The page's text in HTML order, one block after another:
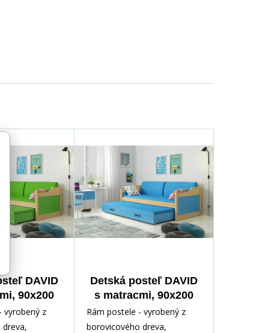
DAVID
90x200
Zelená
vyrobený z
Detská posteľ DAVID
s matracmi, 90x200
cm, Prírodná/Modrá
Rám postele - vyrobený z
borovicového dreva,